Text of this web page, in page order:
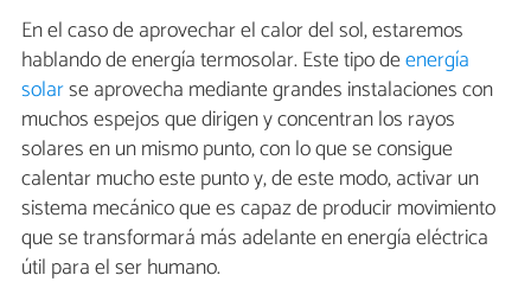
En el caso de aprovechar el calor del sol, estaremos
hablando de energía termosolar. Este tipo deenergía
solarse aprovecha mediante grandes instalaciones con
muchos espejos que dirigen y concentran los rayos
solares en un mismo punto, con lo que se consigue
calentar mucho este punto y, de este modo, activar un
sistema mecánico que es capaz de producir movimiento
que se transformará más adelante en energía eléctrica
útil para el ser humano.